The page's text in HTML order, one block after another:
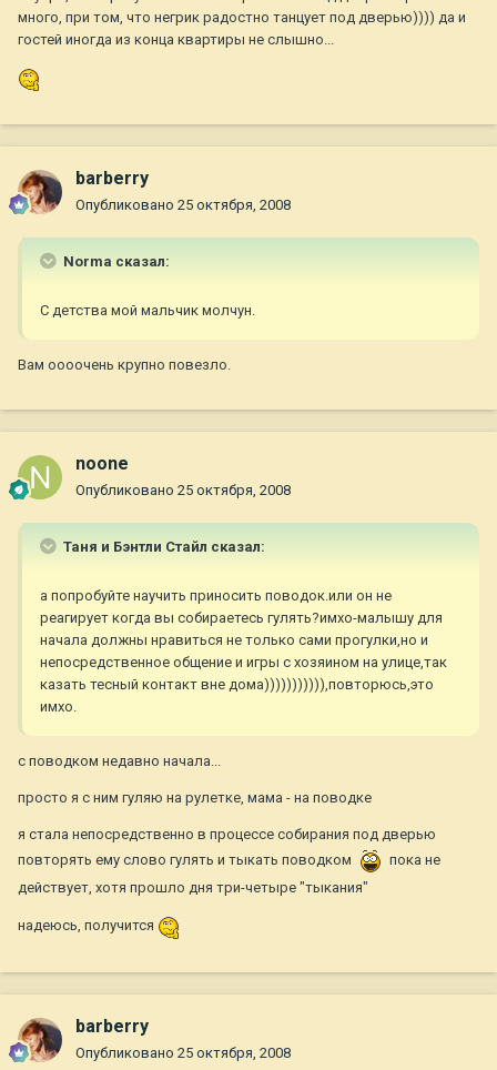
много, при том, что негрик радостно танцует под дверью)))) да и
гостей иногда из конца квартиры не слышно...
barberry
Опубликовано 25 октября, 2008
Norma сказал:
С детства мой мальчик молчун.
Вам оооочень крупно повезло.
noone
Опубликовано 25 октября, 2008
Таня и Бэнтли Стайл сказал:
а попробуйте научить приносить поводок.или он не
реагирует когда вы собираетесь гулять?имхо-малышу для
начала должны нравиться не только сами прогулки,но и
непосредственное общение и игры с хозяином на улице,так
казать тесный контакт вне дома))))))))))),повторюсь,это
имхо.
с поводком недавно начала...
просто я с ним гуляю на рулетке, мама - на поводке
я стала непосредственно в процессе собирания под дверью
повторять ему слово гулять и тыкать поводком
пока не
действует, хотя прошло дня три-четыре "тыкания"
надеюсь, получится
barberry
Опубликовано 25 октября, 2008